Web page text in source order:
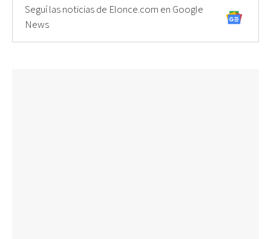
Seguí las noticias de Elonce.com en Google
News